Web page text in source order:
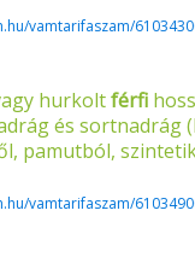
vamtarifaszam/
hurkoltférfi
és sortnadrág
pamutból,
vamtarifaszam/